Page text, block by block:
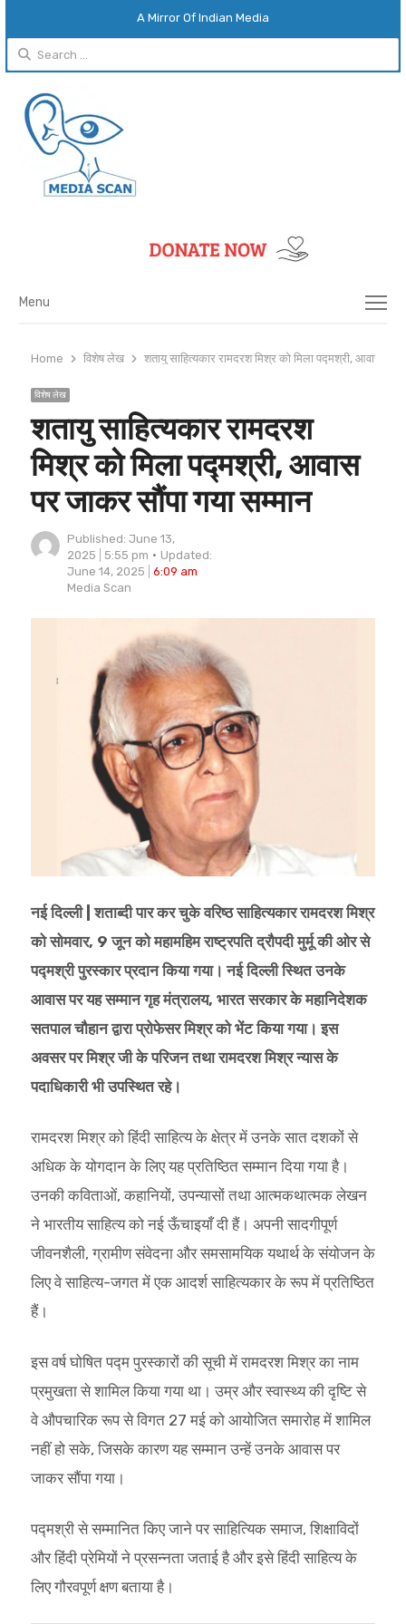
A Mirror Of Indian Media
Search
for:
Menu
Menu
Home विशेष लेख शतायु साहित्यकार रामदरश मिश्र को मिला पद्मश्री, आवास पर
विशेष लेख
शतायु साहित्यकार रामदरश
मिश्र को मिला पद्मश्री, आवास
पर जाकर सौंपा गया सम्मान
Published: June 13,
2025
5:55 pm
Updated:
June 14, 2025
6:09 am
Author
Media Scan
नई दिल्ली | शताब्दी पार कर चुके वरिष्ठ साहित्यकार रामदरश मिश्र
को सोमवार, 9 जून को महामहिम राष्ट्रपति द्रौपदी मुर्मू की ओर से
पद्मश्री पुरस्कार प्रदान किया गया। नई दिल्ली स्थित उनके
आवास पर यह सम्मान गृह मंत्रालय, भारत सरकार के महानिदेशक
सतपाल चौहान द्वारा प्रोफेसर मिश्र को भेंट किया गया। इस
अवसर पर मिश्र जी के परिजन तथा रामदरश मिश्र न्यास के
पदाधिकारी भी उपस्थित रहे।
रामदरश मिश्र को हिंदी साहित्य के क्षेत्र में उनके सात दशकों से
अधिक के योगदान के लिए यह प्रतिष्ठित सम्मान दिया गया है।
उनकी कविताओं, कहानियों, उपन्यासों तथा आत्मकथात्मक लेखन
ने भारतीय साहित्य को नई ऊँचाइयाँ दी हैं। अपनी सादगीपूर्ण
जीवनशैली, ग्रामीण संवेदना और समसामयिक यथार्थ के संयोजन के
लिए वे साहित्य-जगत में एक आदर्श साहित्यकार के रूप में प्रतिष्ठित
हैं।
इस वर्ष घोषित पद्म पुरस्कारों की सूची में रामदरश मिश्र का नाम
प्रमुखता से शामिल किया गया था। उम्र और स्वास्थ्य की दृष्टि से
वे औपचारिक रूप से विगत 27 मई को आयोजित समारोह में शामिल
नहीं हो सके, जिसके कारण यह सम्मान उन्हें उनके आवास पर
जाकर सौंपा गया।
पद्मश्री से सम्मानित किए जाने पर साहित्यिक समाज, शिक्षाविदों
और हिंदी प्रेमियों ने प्रसन्नता जताई है और इसे हिंदी साहित्य के
लिए गौरवपूर्ण क्षण बताया है।